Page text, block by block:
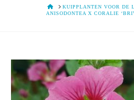
HOMEKUIPPLANTEN VOOR DE
ANISODONTEA X CORALIE